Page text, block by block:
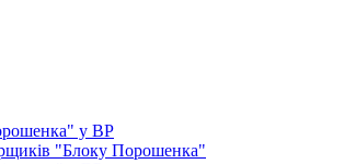
у ВР
"Блоку Порошенка"